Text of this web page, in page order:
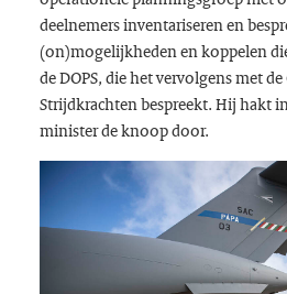
deelnemers inventariseren en
(on)mogelijkheden en koppelen
de DOPS, die het vervolgens met
Strijdkrachten bespreekt. Hij hakt
minister de knoop door.